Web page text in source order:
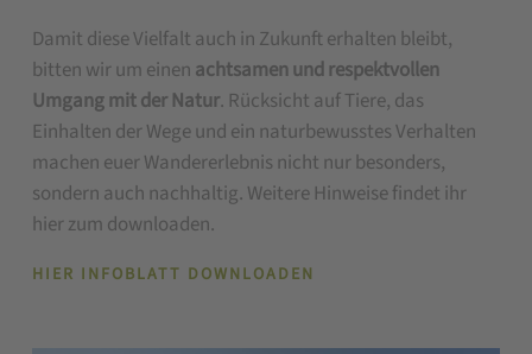
Damit diese Vielfalt auch in Zukunft erhalten bleibt,
bitten wir um einen achtsamen und respektvollen
Umgang mit der Natur. Rücksicht auf Tiere, das
Einhalten der Wege und ein naturbewusstes Verhalten
machen euer Wandererlebnis nicht nur besonders,
sondern auch nachhaltig. Weitere Hinweise findet ihr
hier zum downloaden.
HIER INFOBLATT DOWNLOADEN